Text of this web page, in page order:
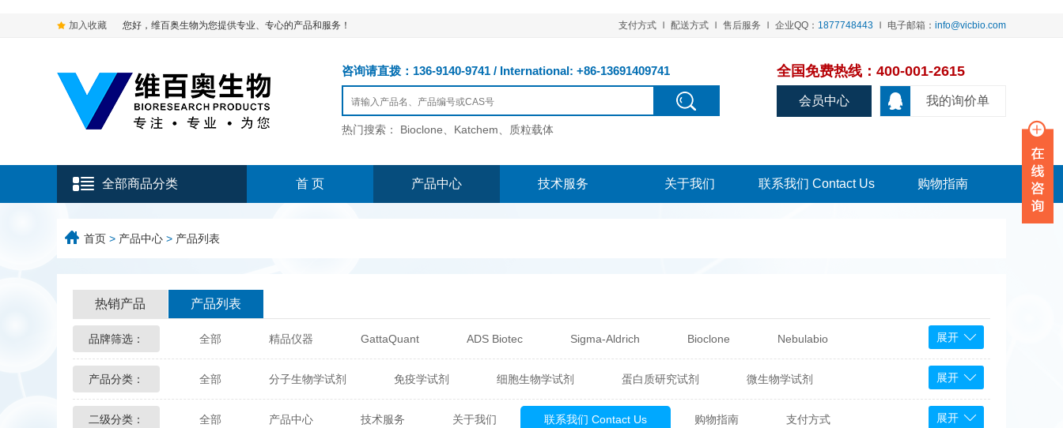
加入收藏 您好，维百奥生物为您提供专业、专心的产品和服务！ 支付方式 配送方式 售后服务 企业QQ： 1877748443 电子邮箱： info@vicbio.com
咨询请直拨：136-9140-9741 / International: +86-13691409741
热门搜索： Bioclone、Katchem、质粒载体
全国免费热线：400-001-2615
我的询价单
会员中心
全部商品分类 首 页 产品中心 技术服务 关于我们 联系我们 Contact Us 购物指南
首页 > 产品中心 > 产品列表
热销产品 产品列表
品牌筛选： 全部 精品仪器 GattaQuant ADS Biotec Sigma-Aldrich Bioclone Nebulabio
Glycon Biochem Sterlitech 热销产品 辰辉创聚生物® (Nebulabio) BPS Bioscience
Echelon Biosciences Verichem Laboratories Vicbio Biotech Click Chemistry Tools Bioassay Systems
展开
产品分类： 全部 分子生物学试剂 免疫学试剂 细胞生物学试剂 蛋白质研究试剂 微生物学试剂
化学及生物化学试剂 材料学试剂 仪器及设备 耗材及常用物品 其他产品
展开
二级分类： 全部 产品中心 技术服务 关于我们 联系我们 Contact Us 购物指南 支付方式 展开